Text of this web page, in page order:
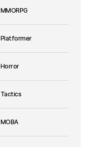
MMORPG
Platformer
Horror
Tactics
MOBA